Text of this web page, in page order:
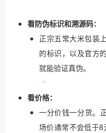
看防伪标识和溯源码：
正宗五常大米包装
的标识，以及官方
就能验证真伪。
看价格：
一分价钱一分货。
场价通常不会低于